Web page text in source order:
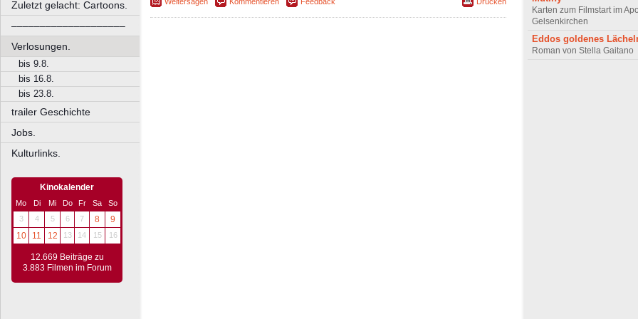
Zuletzt gelacht: Cartoons.
––––––––––––––––––––
Verlosungen.
bis 9.8.
bis 16.8.
bis 23.8.
trailer Geschichte
Jobs.
Kulturlinks.
Kinokalender
Mo Di Mi Do Fr Sa
So
3
4 5 6 7 8
9
10
11 12 13 14 15 16
12.669 Beiträge zu
3.883 Filmen im Forum
Karten zum Filmstart im
Gelsenkirchen
Eddos goldenes
Roman von Stella Gaitano